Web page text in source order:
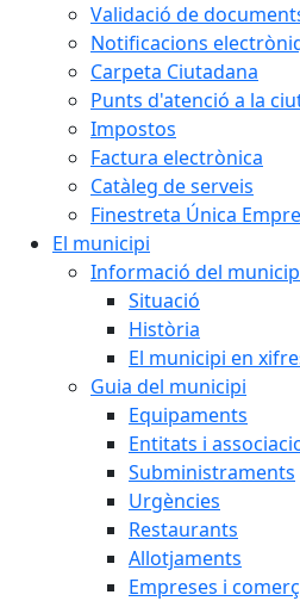
Validació de
Notificacions
Carpeta Ciutadana
Punts d'atenció a la
Impostos
Factura electrònica
Catàleg de serveis
Finestreta Única
El municipi
Informació del
Situació
Història
El municipi en
Guia del municipi
Equipaments
Entitats i
Subministraments
Urgències
Restaurants
Allotjaments
Empreses i